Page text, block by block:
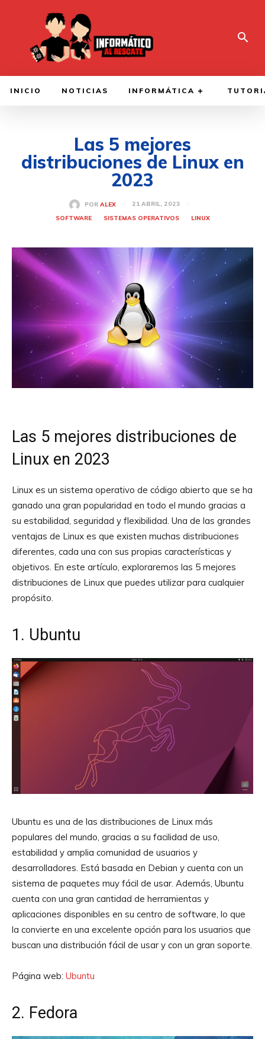
INICIO NOTICIAS INFORMÁTICA
Las 5 mejores
distribuciones de Linux en
2023
POR ALEX
21 ABRIL, 2023
SOFTWARE
SISTEMAS OPERATIVOS LINUX
Las 5 mejores distribuciones de
Linux en 2023
Linux es un sistema operativo de código abierto que se ha
ganado una gran popularidad en todo el mundo gracias a
su estabilidad, seguridad y flexibilidad. Una de las grandes
ventajas de Linux es que existen muchas distribuciones
diferentes, cada una con sus propias características y
objetivos. En este artículo, exploraremos las 5 mejores
distribuciones de Linux que puedes utilizar para cualquier
propósito.
1. Ubuntu
Ubuntu es una de las distribuciones de Linux más
populares del mundo, gracias a su facilidad de uso,
estabilidad y amplia comunidad de usuarios y
desarrolladores. Está basada en Debian y cuenta con un
sistema de paquetes muy fácil de usar. Además, Ubuntu
cuenta con una gran cantidad de herramientas y
aplicaciones disponibles en su centro de software, lo que
la convierte en una excelente opción para los usuarios que
buscan una distribución fácil de usar y con un gran soporte.
Página web: Ubuntu
2. Fedora